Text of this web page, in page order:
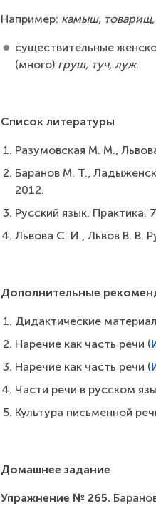
Например: камыш,
существительные
(много) груш, туч, луж.
Список литературы
Разумовская М. М.,
Баранов М. Т.,
2012.
Русский язык.
Львова С. И., Львов В. В.
Дополнительные
Дидактические
Наречие как часть речи (
Наречие как часть речи (
Части речи в русском
Культура письменной
Домашнее задание
Упражнение № 265.